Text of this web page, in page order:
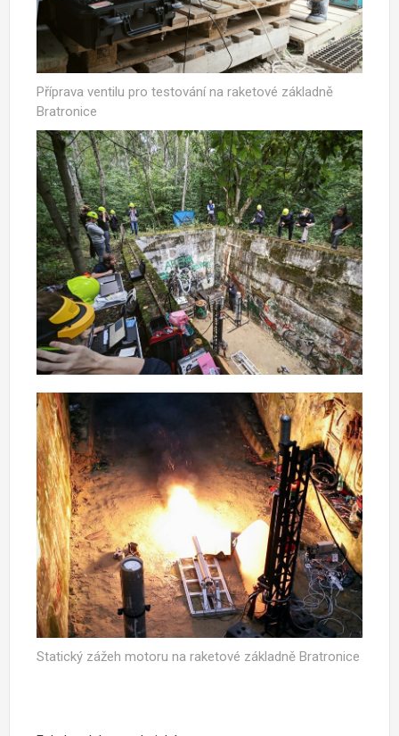
Příprava ventilu pro testování na raketové základně
Bratronice
Statický zážeh motoru na raketové základně Bratronice